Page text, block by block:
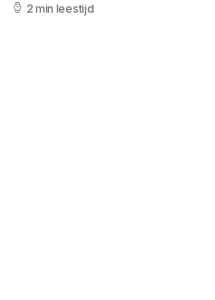
2 min leestijd